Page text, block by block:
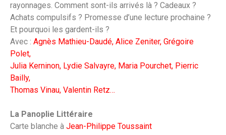
rayonnages. Comment sont-ils arrivés là ? Cadeaux ?
Achats compulsifs ? Promesse d’une lecture prochaine ?
Et pourquoi les gardent-ils ?
Avec : Agnès Mathieu-Daudé, Alice Zeniter, Grégoire
Polet,
Julia Kerninon, Lydie Salvayre, Maria Pourchet, Pierric
Bailly,
Thomas Vinau, Valentin Retz…
La Panoplie Littéraire
Carte blanche à Jean-Philippe Toussaint